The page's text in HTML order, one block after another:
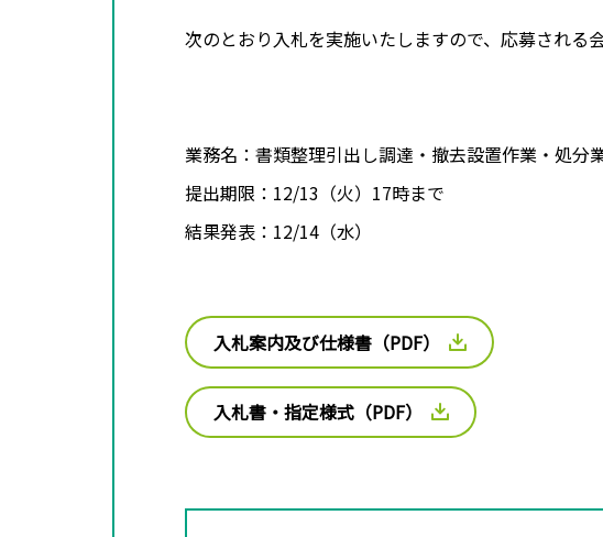
次のとおり入札を実施いたしますので、応募される
業務名：書類整理引出し調達・撤去設置作業・処分
提出期限：12/13（火）17時まで
結果発表：12/14（水）
入札案内及び仕様書（PDF）
入札書・指定様式（PDF）